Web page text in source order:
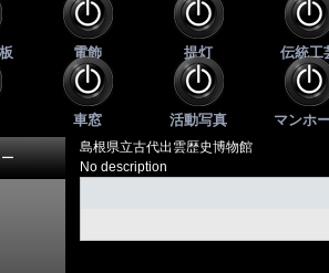
電飾 提灯 伝統工
車窓 活動写真 マンホ
島根県立古代出雲歴史博物館
No description